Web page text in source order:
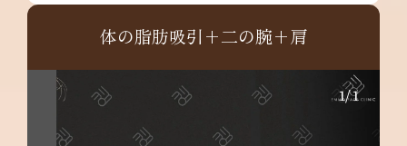
ります。
二の腕：¥249,800～
リスク/副作用：だるさ・熱感・頭痛・蕁麻
疹・痒み・むくみ・発熱・咳・冷や汗・胸痛・
吸引部の皮膚が硬くなる、凹凸になる・効果に
満足できない・施術箇所の知覚の麻痺・鈍さ、
しびれ・皮膚の色素沈着など
体の脂肪吸引+二の腕+肩
1/1